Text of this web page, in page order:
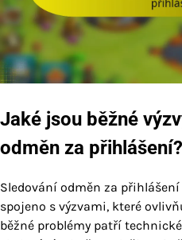
Jaké jsou běžné
odměn za přihlášení?
Sledování odměn za přihlášení
spojeno s výzvami, které
běžné problémy patří